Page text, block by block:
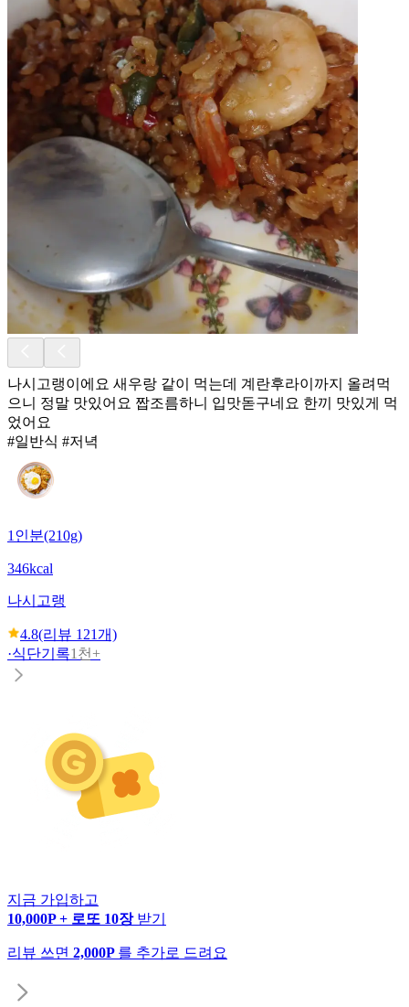
나시고랭이에요 새우랑 같이 먹는데 계란후라이까지 올려먹
으니 정말 맛있어요 짭조름하니 입맛돋구네요 한끼 맛있게 먹
었어요
#일반식 #저녁
1인분(210g)
346kcal
나시고랭
4.8(리뷰 121개)
·식단기록1천+
지금 가입하고
10,000P + 로또 10장 받기
리뷰 쓰면 2,000P 를 추가로 드려요